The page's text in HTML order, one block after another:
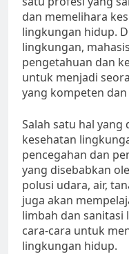
dan memelihara
lingkungan hidup.
lingkungan,
pengetahuan dan
untuk menjadi
yang kompeten
Salah satu hal
kesehatan
pencegahan dan
yang disebabkan
polusi udara, air,
juga akan
limbah dan sanitasi
cara-cara untuk
lingkungan hidup.